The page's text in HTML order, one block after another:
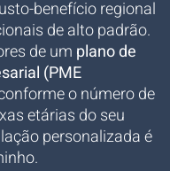
benefício regional
de alto padrão.
de um plano de
(PME
o número de
etárias do seu
personalizada é